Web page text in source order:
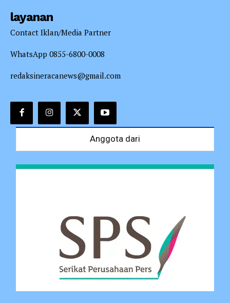
layanan
Contact Iklan/Media Partner
WhatsApp 0855-6800-0008
redaksineracanews@gmail.com
Anggota dari